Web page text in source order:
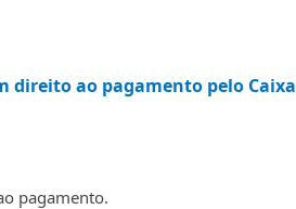
direito ao pagamento pelo Caixa
pagamento.